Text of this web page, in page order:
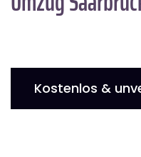
Kostenlos &